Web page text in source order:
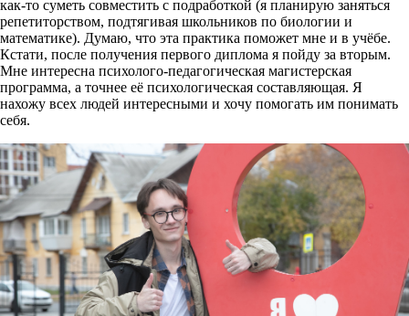
как-то суметь совместить с подработкой (я планирую заняться
репетиторством, подтягивая школьников по биологии и
математике). Думаю, что эта практика поможет мне и в учёбе.
Кстати, после получения первого диплома я пойду за вторым.
Мне интересна психолого-педагогическая магистерская
программа, а точнее её психологическая составляющая. Я
нахожу всех людей интересными и хочу помогать им понимать
себя.